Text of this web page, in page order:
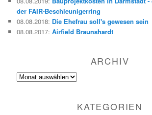
der FAIR-Beschleunigerring
08.08.2018: Die Ehefrau soll's gewesen sein
08.08.2017:Airfield Braunshardt
ARCHIV
Archiv
KATEGORIEN